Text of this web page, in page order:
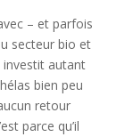
– et parfois
secteur bio et
investit autant
bien peu
retour
parce qu’il